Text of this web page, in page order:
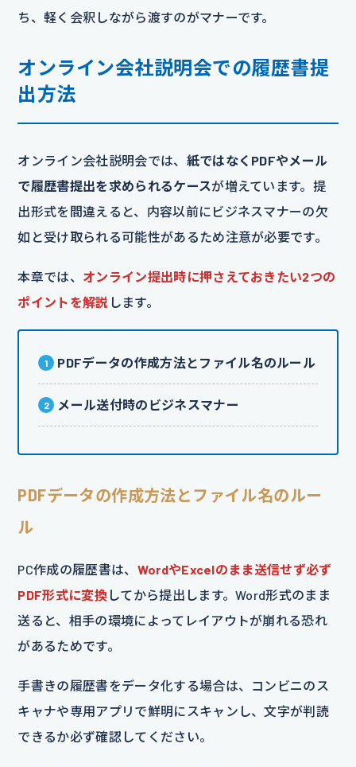
ち、軽く会釈しながら渡すのがマナーです。
オンライン会社説明会での履歴書提
出方法
オンライン会社説明会では、 紙ではなくPDFやメール
で履歴書提出を求められるケースが増えています。提
出形式を間違えると、内容以前にビジネスマナーの欠
如と受け取られる可能性があるため注意が必要です。
本章では、 オンライン提出時に押さえておきたい2つの
ポイントを解説 します。
PDFデータの作成方法とファイル名のルール
メール送付時のビジネスマナー
PDFデータの作成方法とファイル名のルー
ル
PC作成の履歴書は、 WordやExcelのまま送信せず必ず
PDF形式に変換してから提出します。Word形式のまま
送ると、相手の環境によってレイアウトが崩れる恐れ
があるためです。
手書きの履歴書をデータ化する場合は、コンビニのス
キャナや専用アプリで鮮明にスキャンし、文字が判読
できるか必ず確認してください。